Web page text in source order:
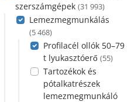
szerszámgépek (31 993)
Lemezmegmunkálás
(5 468)
Profilacél ollók 50–79
t lyukasztóerő (55)
Tartozékok és
pótalkatrészek
lemezmegmunkáló